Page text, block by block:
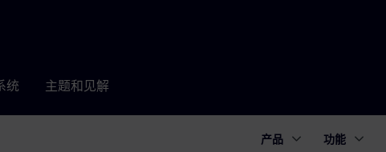
统 主题和见解
产品 功能